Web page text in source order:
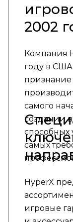
2002
Компания
году в США
самого
создании
способных
самых
HyperX
игровые